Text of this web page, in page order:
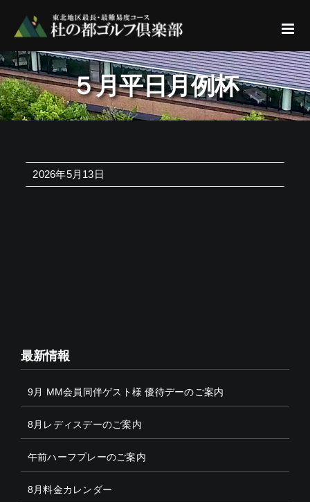
５月平日月例杯
2026年5月13日
最新情報
9月 MM会員同伴ゲスト様 優待デーのご案内
8月レディスデーのご案内
午前ハーフプレーのご案内
8月料金カレンダー